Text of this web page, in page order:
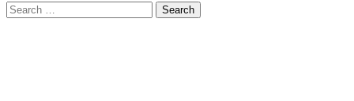
Search
for: